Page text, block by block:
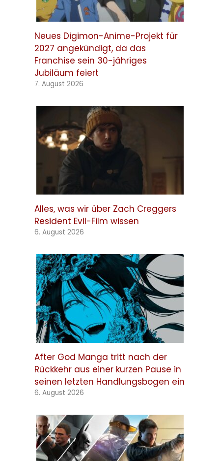
Neues Digimon-Anime-Projekt für
2027 angekündigt, da das
Franchise sein 30-jähriges
Jubiläum feiert
7. August 2026
Alles, was wir über Zach Creggers
Resident Evil-Film wissen
6. August 2026
After God Manga tritt nach der
Rückkehr aus einer kurzen Pause in
seinen letzten Handlungsbogen ein
6. August 2026